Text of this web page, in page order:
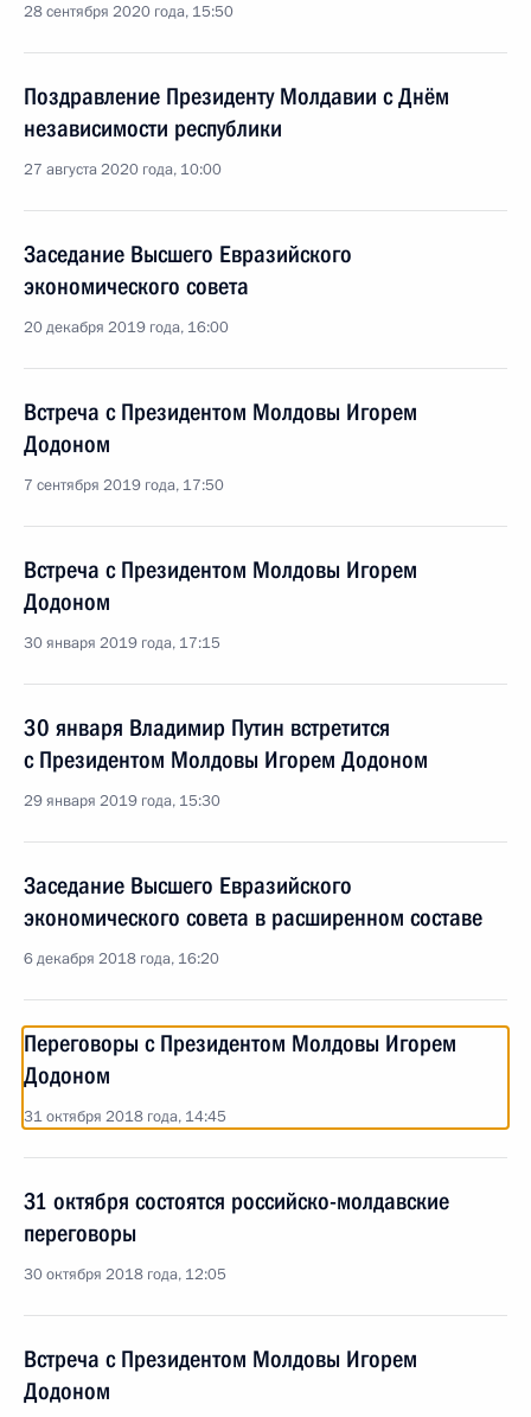
28 сентября 2020 года, 15:50
Поздравление Президенту Молдавии с Днём
независимости республики
27 августа 2020 года, 10:00
Заседание Высшего Евразийского
экономического совета
20 декабря 2019 года, 16:00
Встреча с Президентом Молдовы Игорем
Додоном
7 сентября 2019 года, 17:50
Встреча с Президентом Молдовы Игорем
Додоном
30 января 2019 года, 17:15
30 января Владимир Путин встретится
с Президентом Молдовы Игорем Додоном
29 января 2019 года, 15:30
Заседание Высшего Евразийского
экономического совета в расширенном составе
6 декабря 2018 года, 16:20
Переговоры с Президентом Молдовы Игорем
Додоном
31 октября 2018 года, 14:45
31 октября состоятся российско-молдавские
переговоры
30 октября 2018 года, 12:05
Встреча с Президентом Молдовы Игорем
Додоном